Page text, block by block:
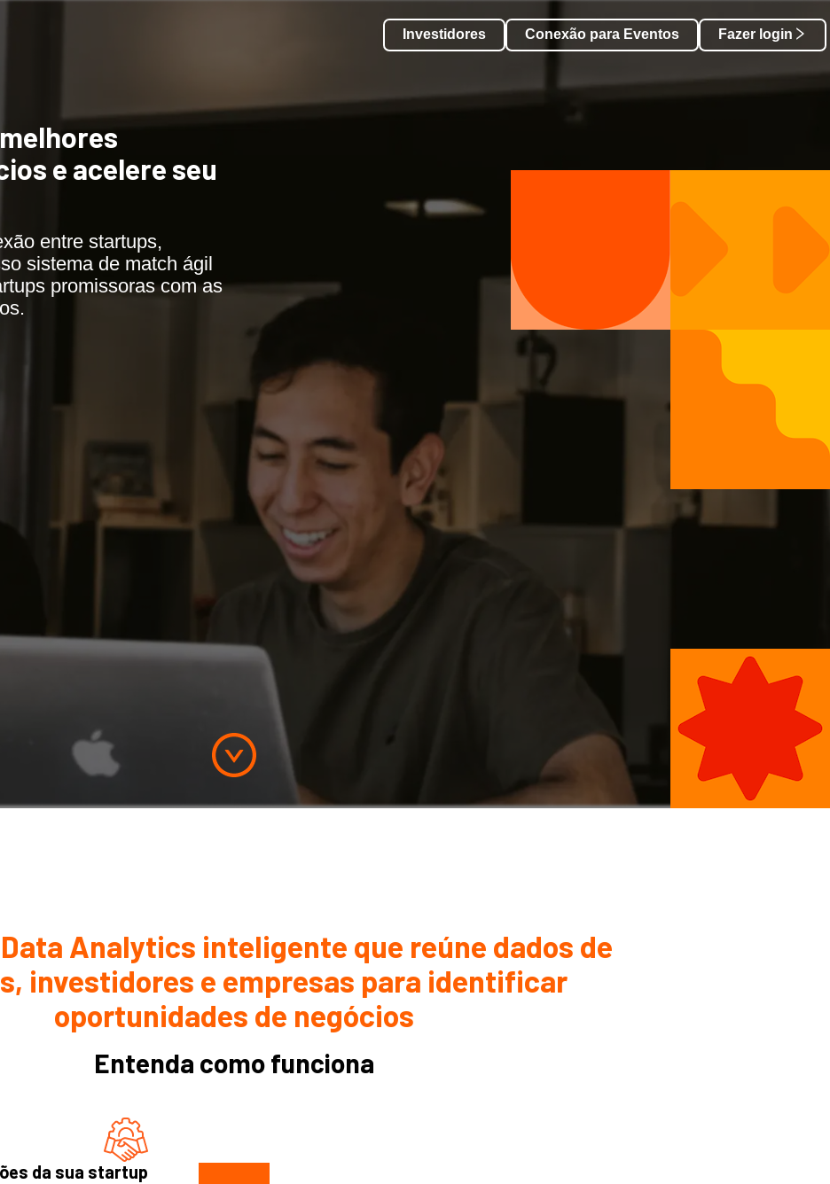
Investidores Conexão para Eventos Fazer login
e acelere seu
entre startups,
sistema de match ágil
promissoras com as
Analytics inteligente que reúne dados de
investidores e empresas para identificar
oportunidades de negócios
Entenda como funciona
da sua startup